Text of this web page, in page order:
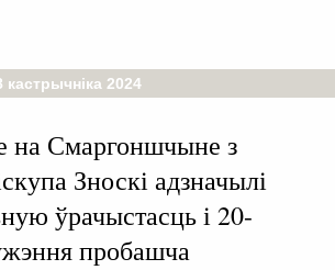
кастрычніка 2024
на Смаргоншчыне з
Зноскі адзначылі
ўрачыстасць і 20-
пробашча